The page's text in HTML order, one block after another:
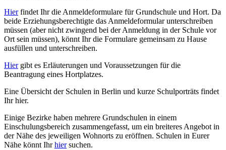
Hierfindet Ihr die Anmeldeformulare für Grundschule und Hort. Da
beide Erziehungsberechtigte das Anmeldeformular unterschreiben
müssen (aber nicht zwingend bei der Anmeldung in der Schule vor
Ort sein müssen), könnt Ihr die Formulare gemeinsam zu Hause
ausfüllen und unterschreiben.
Hiergibt es Erläuterungen und Voraussetzungen für die
Beantragung eines Hortplatzes.
Eine Übersicht der Schulen in Berlin und kurze Schulporträts findet
Ihr hier.
Einige Bezirke haben mehrere Grundschulen in einem
Einschulungsbereich zusammengefasst, um ein breiteres Angebot in
der Nähe des jeweiligen Wohnorts zu eröffnen. Schulen in Eurer
Nähe könnt Ihrhiersuchen.